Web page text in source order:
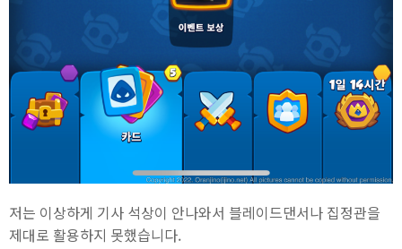
저는 이상하게 기사 석상이 안나와서 블레이드댄서나 집정관을
제대로 활용하지 못했습니다.